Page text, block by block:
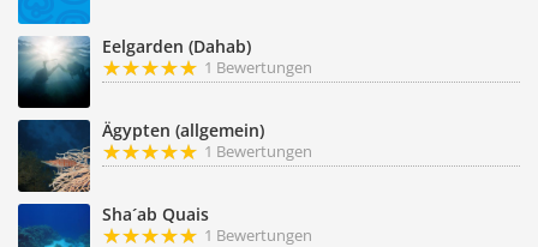
Eelgarden (Dahab)
1 Bewertungen
Ägypten (allgemein)
1 Bewertungen
Sha´ab Quais
1 Bewertungen